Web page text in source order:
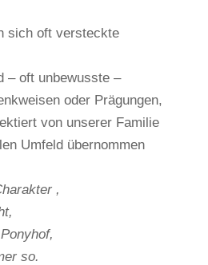
sich oft versteckte
– oft unbewusste –
oder Prägungen,
von unserer Familie
Umfeld übernommen
,
so.